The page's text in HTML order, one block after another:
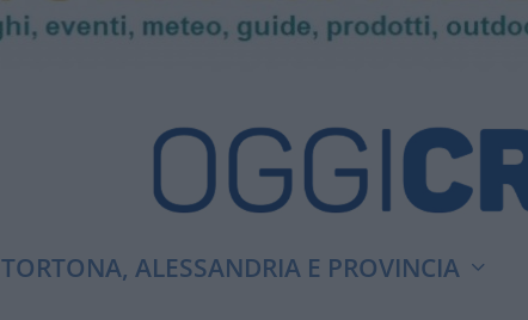
TORTONA, ALESSANDRIA E PROVINCIA